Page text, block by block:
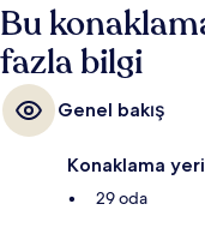
Bu
fazla bilgi
Genel bakış
Konaklama
29 oda